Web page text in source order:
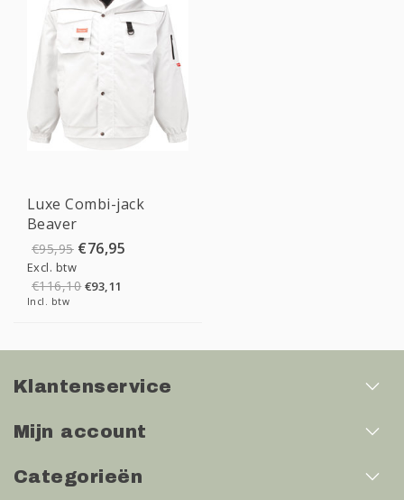
Luxe Combi-jack
Beaver
€95,95 €76,95
Excl. btw
€116,10 €93,11
Incl. btw
Klantenservice
Mijn account
Categorieën